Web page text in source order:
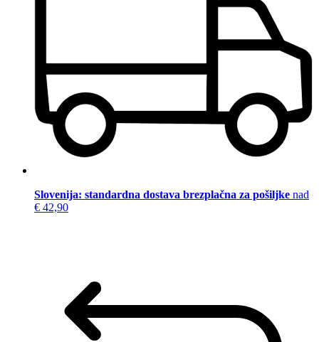
Slovenija: standardna dostava brezplačna za pošiljke nad
€ 42,90